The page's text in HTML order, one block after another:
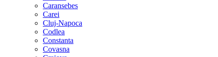
Caransebes
Carei
Cluj-Napoca
Codlea
Constanta
Covasna